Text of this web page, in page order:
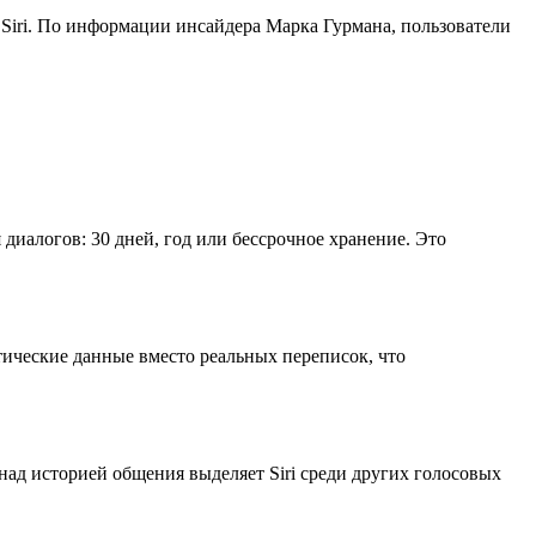
По информации инсайдера Марка Гурмана, пользователи
30 дней, год или бессрочное хранение. Это
данные вместо реальных переписок, что
историей общения выделяет Siri среди других голосовых